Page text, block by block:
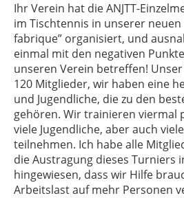
Ihr Verein hat die ANJTT-
im Tischtennis in unserer neuen
fabrique” organisiert, und
einmal mit den negativen
unseren Verein betreffen!
120 Mitglieder, wir haben eine
und Jugendliche, die zu den
gehören. Wir trainieren viermal
viele Jugendliche, aber auch
teilnehmen. Ich habe alle
die Austragung dieses
hingewiesen, dass wir Hilfe
Arbeitslast auf mehr Personen